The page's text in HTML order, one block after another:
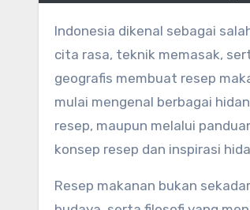
Indonesia dikenal sebagai salah satu negara dengan kekayaan kuliner terbesar di dunia. Setiap daerah memiliki
cita rasa, teknik memasak,
geografis membuat resep
mulai mengenal berbagai
resep, maupun melalui
konsep resep dan inspirasi
Resep makanan bukan